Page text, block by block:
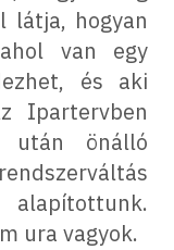
látja, hogyan
van egy
és aki
Ipartervben
után önálló
ura vagyok.